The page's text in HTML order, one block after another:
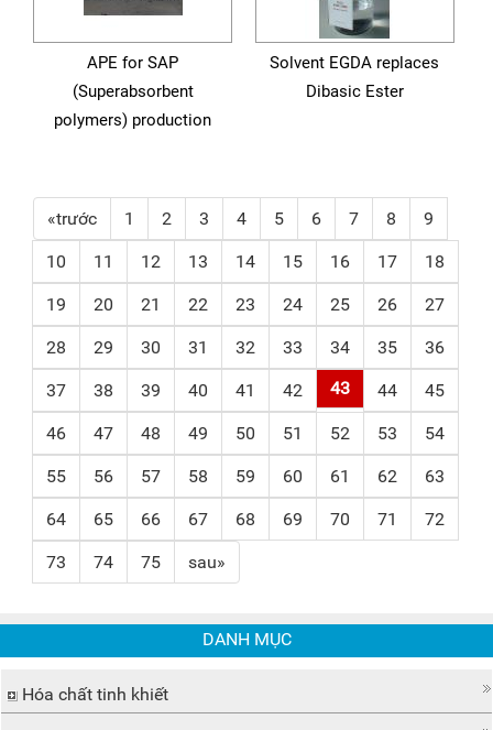
APE for SAP
(Superabsorbent
polymers) production
Solvent EGDA replaces
Dibasic Ester
«trước 1 2 3 4 5 6 7 8 9
10 11 12 13 14 15 16 17 18
19 20 21 22 23 24 25 26 27
28 29 30 31 32 33 34 35 36
37 38 39 40 41 42 43 44 45
46 47 48 49 50 51 52 53 54
55 56 57 58 59 60 61 62 63
64 65 66 67 68 69 70 71 72
73 74 75 sau»
DANH MỤC
Hóa chất tinh khiết